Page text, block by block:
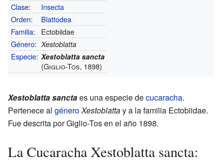
Clase:
Insecta
Orden:
Blattodea
Familia:
Ectobiidae
Género: Xestoblatta
Especie: Xestoblatta sancta
(Giglio-Tos, 1898)
Xestoblatta sanctaes una especie decucaracha.
Pertenece al géneroXestoblattay a la familia Ectobiidae.
Fue descrita por Giglio-Tos en el año 1898.
La Cucaracha Xestoblatta sancta: